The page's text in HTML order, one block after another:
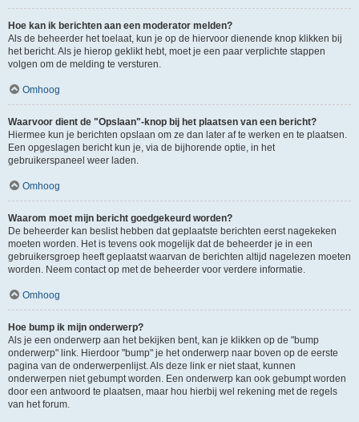
Hoe kan ik berichten aan een moderator melden?
Als de beheerder het toelaat, kun je op de hiervoor dienende knop klikken bij
het bericht. Als je hierop geklikt hebt, moet je een paar verplichte stappen
volgen om de melding te versturen.
Omhoog
Waarvoor dient de "Opslaan"-knop bij het plaatsen van een bericht?
Hiermee kun je berichten opslaan om ze dan later af te werken en te plaatsen.
Een opgeslagen bericht kun je, via de bijhorende optie, in het
gebruikerspaneel weer laden.
Omhoog
Waarom moet mijn bericht goedgekeurd worden?
De beheerder kan beslist hebben dat geplaatste berichten eerst nagekeken
moeten worden. Het is tevens ook mogelijk dat de beheerder je in een
gebruikersgroep heeft geplaatst waarvan de berichten altijd nagelezen moeten
worden. Neem contact op met de beheerder voor verdere informatie.
Omhoog
Hoe bump ik mijn onderwerp?
Als je een onderwerp aan het bekijken bent, kan je klikken op de "bump
onderwerp" link. Hierdoor "bump" je het onderwerp naar boven op de eerste
pagina van de onderwerpenlijst. Als deze link er niet staat, kunnen
onderwerpen niet gebumpt worden. Een onderwerp kan ook gebumpt worden
door een antwoord te plaatsen, maar hou hierbij wel rekening met de regels
van het forum.